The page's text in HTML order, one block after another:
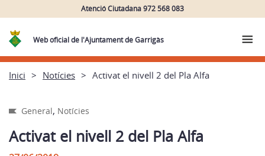
Atenció Ciutadana 972 568 083
Web oficial de l'Ajuntament de Garrigàs
Inici Notícies Activat el nivell 2 del Pla Alfa
General, Notícies
Activat el nivell 2 del Pla Alfa